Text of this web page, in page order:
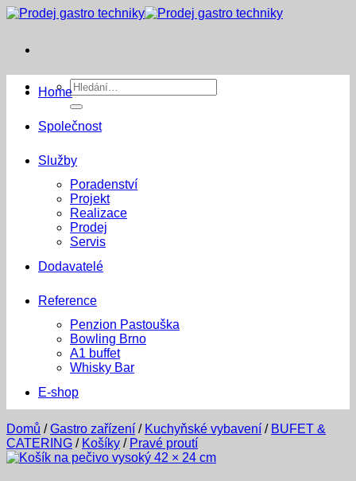
Přeskočit
Hledat:
Home
Společnost
Služby
Poradenství
Projekt
Realizace
Prodej
Servis
Dodavatelé
Reference
Penzion Pastouška
Bowling Brno
A1 buffet
Whisky Bar
E-shop
Domů / Gastro zařízení / Kuchyňské vybavení / BUFET &
CATERING / Košíky / Pravé proutí